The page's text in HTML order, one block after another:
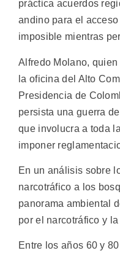
práctica acuerdos
andino para el
imposible mientras
Alfredo Molano,
la oficina del Alto
Presidencia de
persista una guerra
que involucra a toda
imponer
En un análisis sobre
narcotráfico a los
panorama ambiental
por el narcotráfico y la
Entre los años 60 y